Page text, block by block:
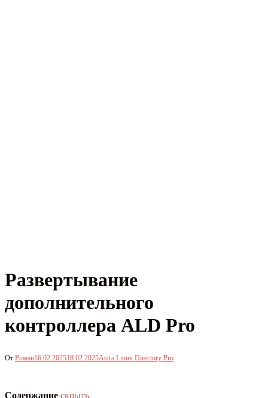
Развертывание
дополнительного
контроллера ALD Pro
От Роман16.02.202518.02.2025Astra Linux Directory Pro
Содержание скрыть